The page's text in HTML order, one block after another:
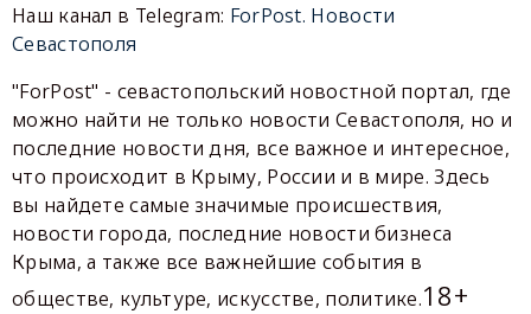
Наш канал в Telegram: ForPost. Новости
Севастополя
"ForPost" - севастопольский новостной портал, где
можно найти не только новости Севастополя, но и
последние новости дня, все важное и интересное,
что происходит в Крыму, России и в мире. Здесь
вы найдете самые значимые происшествия,
новости города, последние новости бизнеса
Крыма, а также все важнейшие события в
обществе, культуре, искусстве, политике.18+